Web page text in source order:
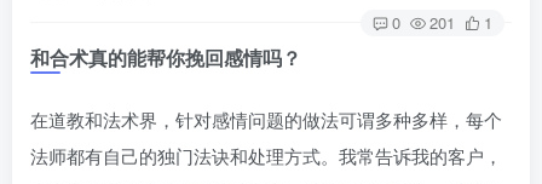
0 201 1
和合术真的能帮你挽回感情吗？
在道教和法术界，针对感情问题的做法可谓多种多样，每个
法师都有自己的独门法诀和处理方式。我常告诉我的客户，